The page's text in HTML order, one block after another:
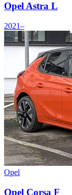
Opel Astra L
2021–
Opel
Opel Corsa F